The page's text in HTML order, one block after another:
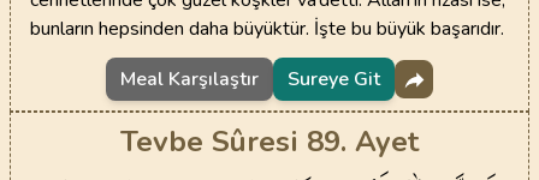
bunların hepsinden daha büyüktür. İşte bu büyük başarıdır.
Meal Karşılaştır
Sureye Git
Tevbe Sûresi 89. Ayet